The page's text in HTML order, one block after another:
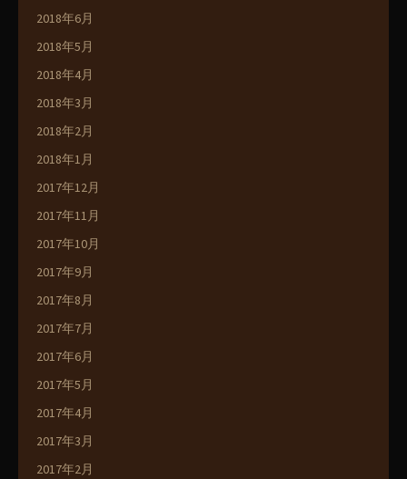
2018年6月
2018年5月
2018年4月
2018年3月
2018年2月
2018年1月
2017年12月
2017年11月
2017年10月
2017年9月
2017年8月
2017年7月
2017年6月
2017年5月
2017年4月
2017年3月
2017年2月